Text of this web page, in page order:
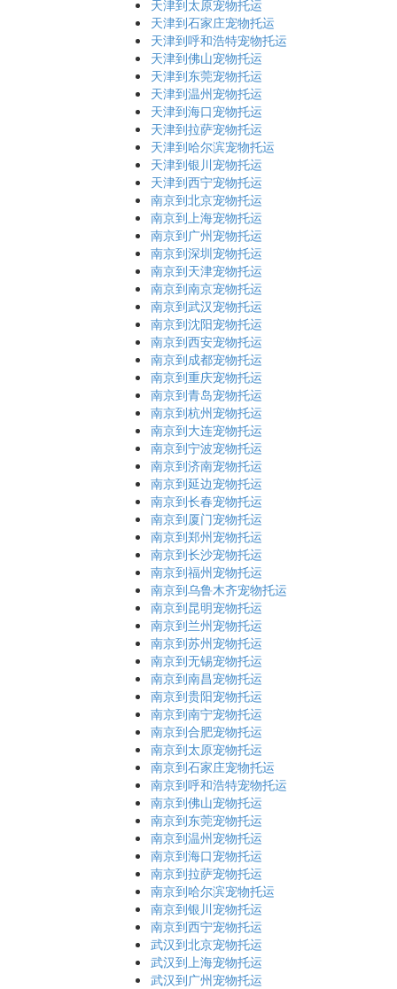
天津到太原宠物托运
天津到石家庄宠物托运
天津到呼和浩特宠物托运
天津到佛山宠物托运
天津到东莞宠物托运
天津到温州宠物托运
天津到海口宠物托运
天津到拉萨宠物托运
天津到哈尔滨宠物托运
天津到银川宠物托运
天津到西宁宠物托运
南京到北京宠物托运
南京到上海宠物托运
南京到广州宠物托运
南京到深圳宠物托运
南京到天津宠物托运
南京到南京宠物托运
南京到武汉宠物托运
南京到沈阳宠物托运
南京到西安宠物托运
南京到成都宠物托运
南京到重庆宠物托运
南京到青岛宠物托运
南京到杭州宠物托运
南京到大连宠物托运
南京到宁波宠物托运
南京到济南宠物托运
南京到延边宠物托运
南京到长春宠物托运
南京到厦门宠物托运
南京到郑州宠物托运
南京到长沙宠物托运
南京到福州宠物托运
南京到乌鲁木齐宠物托运
南京到昆明宠物托运
南京到兰州宠物托运
南京到苏州宠物托运
南京到无锡宠物托运
南京到南昌宠物托运
南京到贵阳宠物托运
南京到南宁宠物托运
南京到合肥宠物托运
南京到太原宠物托运
南京到石家庄宠物托运
南京到呼和浩特宠物托运
南京到佛山宠物托运
南京到东莞宠物托运
南京到温州宠物托运
南京到海口宠物托运
南京到拉萨宠物托运
南京到哈尔滨宠物托运
南京到银川宠物托运
南京到西宁宠物托运
武汉到北京宠物托运
武汉到上海宠物托运
武汉到广州宠物托运